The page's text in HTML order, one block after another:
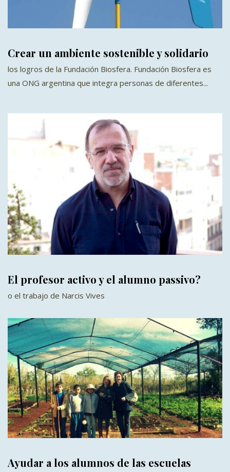
Crear un ambiente sostenible y solidario
los logros de la Fundación Biosfera. Fundación Biosfera es
una ONG argentina que integra personas de diferentes...
El profesor activo y el alumno passivo?
o el trabajo de Narcis Vives
Ayudar a los alumnos de las escuelas